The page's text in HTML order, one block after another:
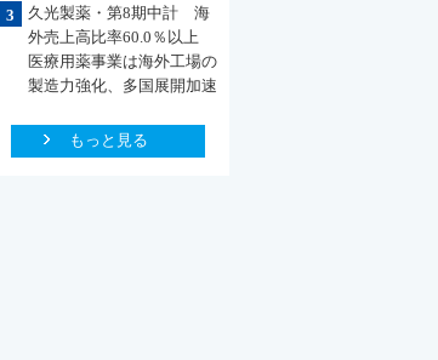
3
久光製薬・第8期中計 海
外売上高比率60.0％以上
医療用薬事業は海外工場の
製造力強化、多国展開加速
もっと見る